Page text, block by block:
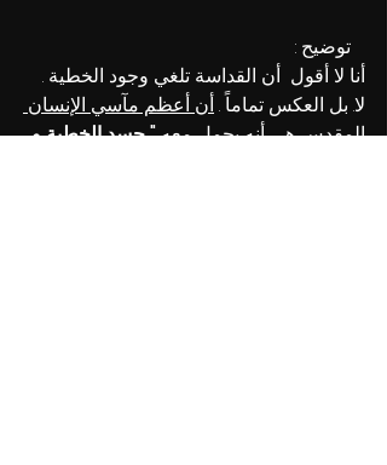
توضيح :
أنا لا أقول  أن القداسة تلغي وجود الخطية .
لا. بل العكس تماماً . أن أعظم مآسي الإنسان
المقدس هي أنه يحمل معه " جسد الخطية و